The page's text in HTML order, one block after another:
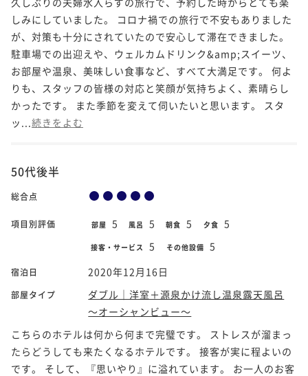
しみにしていました。 コロナ禍での旅行で不安もありました
が、対策も十分にされていたので安心して滞在できました。
駐車場での出迎えや、ウェルカムドリンク&amp;スイーツ、
お部屋や温泉、美味しい食事など、すべて大満足です。 何よ
りも、スタッフの皆様の対応と笑顔が気持ちよく、素晴らし
かったです。 また季節を変えて伺いたいと思います。 スタ
ッ... 続きをよむ
50代後半
総合点
項目別評価 部屋 5 風呂 5 朝食 5 夕食 5
接客・サービス 5 その他設備 5
宿泊日 2020年12月16日
部屋タイプ
ダブル｜洋室＋源泉かけ流し温泉露天風呂
～オーシャンビュー～
こちらのホテルは何から何まで完璧です。 ストレスが溜まっ
たらどうしても来たくなるホテルです。 接客が実に程よいの
です。 そして、『思いやり』に溢れています。 お一人のお客